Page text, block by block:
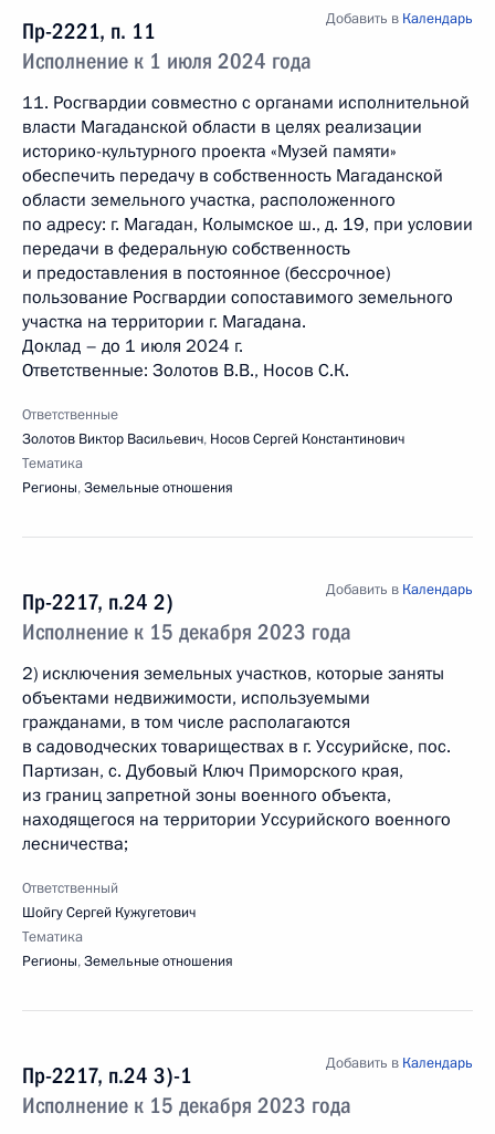
Пр-2221, п. 11
Исполнение к 1 июля 2024 года
Добавить в Календарь
11. Росгвардии совместно с органами исполнительной
власти Магаданской области в целях реализации
историко-культурного проекта «Музей памяти»
обеспечить передачу в собственность Магаданской
области земельного участка, расположенного
по адресу: г. Магадан, Колымское ш., д. 19, при условии
передачи в федеральную собственность
и предоставления в постоянное (бессрочное)
пользование Росгвардии сопоставимого земельного
участка на территории г. Магадана.
Доклад – до 1 июля 2024 г.
Ответственные: Золотов В.В., Носов С.К.
Ответственные
Золотов Виктор Васильевич, Носов Сергей Константинович
Тематика
Регионы,Земельные отношения
Пр-2217, п.24 2)
Исполнение к 15 декабря 2023 года
Добавить в Календарь
2) исключения земельных участков, которые заняты
объектами недвижимости, используемыми
гражданами, в том числе располагаются
в садоводческих товариществах в г. Уссурийске, пос.
Партизан, с. Дубовый Ключ Приморского края,
из границ запретной зоны военного объекта,
находящегося на территории Уссурийского военного
лесничества;
Ответственный
Шойгу Сергей Кужугетович
Тематика
Регионы,Земельные отношения
Пр-2217, п.24 3)-1
Исполнение к 15 декабря 2023 года
Добавить в Календарь